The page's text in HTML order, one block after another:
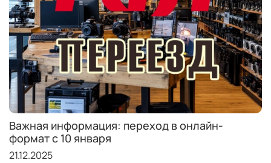
Важная информация: переход в онлайн-
формат с 10 января
21.12.2025